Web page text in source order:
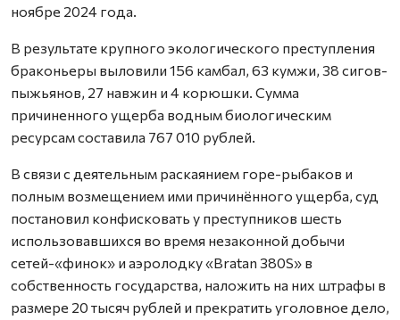
ноябре 2024 года.
В результате крупного экологического преступления
браконьеры выловили 156 камбал, 63 кумжи, 38 сигов-
пыжьянов, 27 навжин и 4 корюшки. Сумма
причиненного ущерба водным биологическим
ресурсам составила 767 010 рублей.
В связи с деятельным раскаянием горе-рыбаков и
полным возмещением ими причинённого ущерба, суд
постановил конфисковать у преступников шесть
использовавшихся во время незаконной добычи
сетей-«финок» и аэролодку «Bratan 380S» в
собственность государства, наложить на них штрафы в
размере 20 тысяч рублей и прекратить уголовное дело,